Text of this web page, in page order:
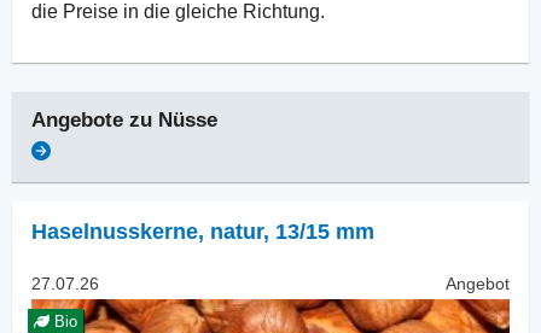
die Preise in die gleiche Richtung.
Angebote zu Nüsse
Haselnusskerne, natur, 13/15 mm
27.07.26 Angebot
Bio